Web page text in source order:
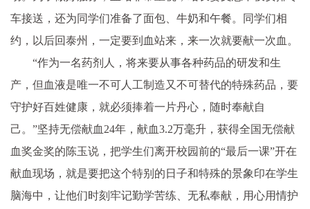
车接送，还为同学们准备了面包、牛奶和午餐。同学们相
约，以后回泰州，一定要到血站来，来一次就要献一次血。
“作为一名药剂人，将来要从事各种药品的研发和生
产，但血液是唯一不可人工制造又不可替代的特殊药品，要
守护好百姓健康，就必须捧着一片丹心，随时奉献自
己。”坚持无偿献血24年，献血3.2万毫升，获得全国无偿献
血奖金奖的陈玉说，把学生们离开校园前的“最后一课”开在
献血现场，就是要把这个特别的日子和特殊的景象印在学生
脑海中，让他们时刻牢记勤学苦练、无私奉献，用心用情护